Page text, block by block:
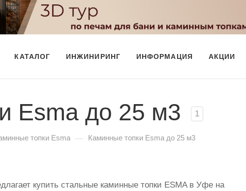
КАТАЛОГ ИНЖИНИРИНГ ИНФОРМАЦИЯ АКЦИИ
Esma до 25 м3 1
топки Esma — Каминные топки Esma до 25 м3
купить стальные каминные топки ESMA в Уфе на